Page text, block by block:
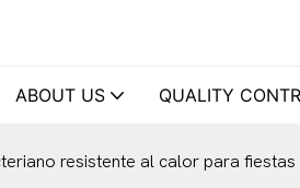
ABOUT US QUALITY
resistente al calor para fiestas